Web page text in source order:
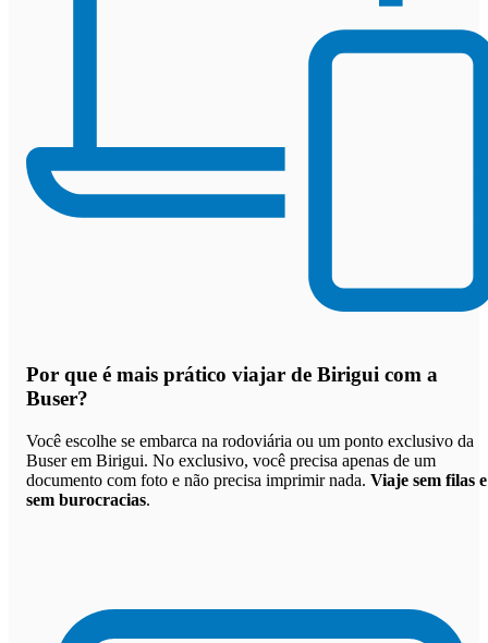
Por que é mais prático viajar de Birigui com a
Buser?
Você escolhe se embarca na rodoviária ou um ponto exclusivo da
Buser em Birigui. No exclusivo, você precisa apenas de um
documento com foto e não precisa imprimir nada. Viaje sem filas e
sem burocracias.